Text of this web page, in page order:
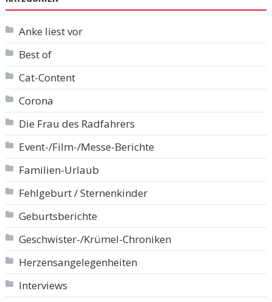
Anke liest vor
Best of
Cat-Content
Corona
Die Frau des Radfahrers
Event-/Film-/Messe-Berichte
Familien-Urlaub
Fehlgeburt / Sternenkinder
Geburtsberichte
Geschwister-/Krümel-Chroniken
Herzensangelegenheiten
Interviews